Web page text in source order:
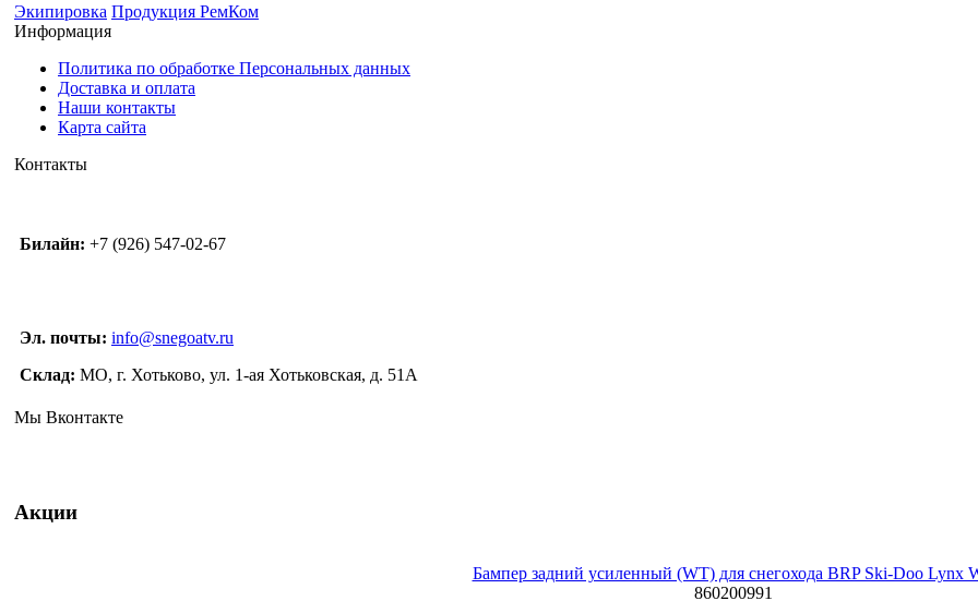
Экипировка Продукция РемКом
Информация
Политика по обработке Персональных данных
Доставка и оплата
Наши контакты
Карта сайта
Контакты
Билайн: +7 (926) 547-02-67
Эл. почты: info@snegoatv.ru
Склад: МО, г. Хотьково, ул. 1-ая Хотьковская, д. 51А
Мы Вконтакте
Акции
Бампер задний усиленный (WT) для снегохода BRP Ski-Doo Lynx
860200991